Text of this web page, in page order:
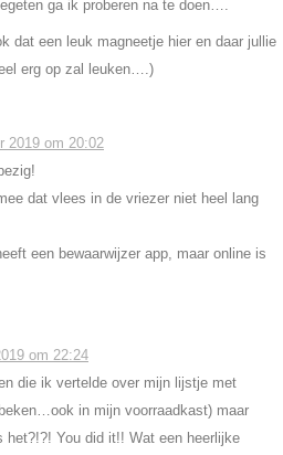
ga ik proberen na te doen….
dat een leuk magneetje hier en daar jullie
erg op zal leuken….)
2019 om 20:02
dat vlees in de vriezer niet heel lang
een bewaarwijzer app, maar online is
om 22:24
die ik vertelde over mijn lijstje met
in mijn voorraadkast) maar
het?!?! You did it!! Wat een heerlijke